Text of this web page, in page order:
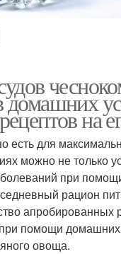
на
есть для
можно не только
при
рацион
апробированных
помощи
овоща.